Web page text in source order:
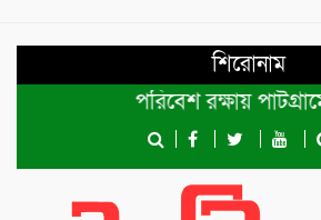
শিরোনাম
পরিবেশ রক্ষায় পাটগ্রামে